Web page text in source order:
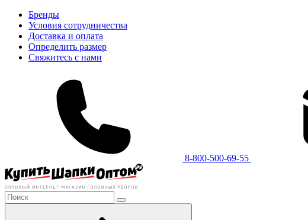
Бренды
Условия сотрудничества
Доставка и оплата
Определить размер
Свяжитесь с нами
8-800-500-69-55